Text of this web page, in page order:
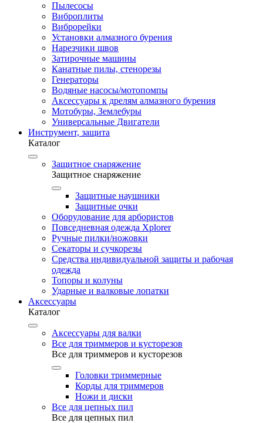
Пылесосы
Виброплиты
Виброрейки
Установки алмазного бурения
Нарезчики швов
Затирочные машины
Канатные пилы, стенорезы
Генераторы
Водяные насосы/мотопомпы
Аксессуары к дрелям алмазного бурения
Мотобуры, Землебуры
Универсальные Двигатели
Инструмент, защита
Каталог
Защитное снаряжение
Защитное снаряжение
Защитные наушники
Защитные очки
Оборудование для арбористов
Повседневная одежда Xplorer
Ручные пилки/ножовки
Секаторы и сучкорезы
Средства индивидуальной защиты и рабочая
одежда
Топоры и колуны
Ударные и валковые лопатки
Аксессуары
Каталог
Аксессуары для валки
Все для триммеров и кусторезов
Все для триммеров и кусторезов
Головки триммерные
Корды для триммеров
Ножи и диски
Все для цепных пил
Все для цепных пил